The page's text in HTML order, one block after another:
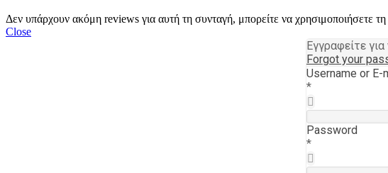
Δεν υπάρχουν ακόμη reviews για αυτή τη συνταγή, μπορείτε να χρησιμοποιήσετε
Close
Εγγραφείτε
Forgot your
Username or E-
*
Password
*